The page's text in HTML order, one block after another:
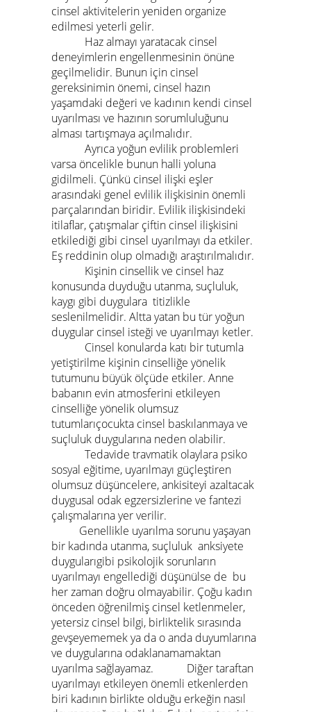
cinsel aktivitelerin yeniden organize
edilmesi yeterli gelir.
Haz almayı yaratacak cinsel
deneyimlerin engellenmesinin önüne
geçilmelidir. Bunun için cinsel
gereksinimin önemi, cinsel hazın
yaşamdaki değeri ve kadının kendi cinsel
uyarılması ve hazının sorumluluğunu
alması tartışmaya açılmalıdır.
Ayrıca yoğun evlilik problemleri
varsa öncelikle bunun halli yoluna
gidilmeli. Çünkü cinsel ilişki eşler
arasındaki genel evlilik ilişkisinin önemli
parçalarından biridir. Evlilik ilişkisindeki
itilaflar, çatışmalar çiftin cinsel ilişkisini
etkilediği gibi cinsel uyarılmayı da etkiler.
Eş reddinin olup olmadığı araştırılmalıdır.
Kişinin cinsellik ve cinsel haz
konusunda duyduğu utanma, suçluluk,
kaygı gibi duygulara titizlikle
seslenilmelidir. Altta yatan bu tür yoğun
duygular cinsel isteği ve uyarılmayı ketler.
Cinsel konularda katı bir tutumla
yetiştirilme kişinin cinselliğe yönelik
tutumunu büyük ölçüde etkiler. Anne
babanın evin atmosferini etkileyen
cinselliğe yönelik olumsuz
tutumlarıçocukta cinsel baskılanmaya ve
suçluluk duygularına neden olabilir.
Tedavide travmatik olaylara psiko
sosyal eğitime, uyarılmayı güçleştiren
olumsuz düşüncelere, ankisiteyi azaltacak
duygusal odak egzersizlerine ve fantezi
çalışmalarına yer verilir.
Genellikle uyarılma sorunu yaşayan
bir kadında utanma, suçluluk anksiyete
duygularıgibi psikolojik sorunların
uyarılmayı engellediği düşünülse de bu
her zaman doğru olmayabilir. Çoğu kadın
önceden öğrenilmiş cinsel ketlenmeler,
yetersiz cinsel bilgi, birliktelik sırasında
gevşeyememek ya da o anda duyumlarına
ve duygularına odaklanamamaktan
uyarılma sağlayamaz. Diğer taraftan
uyarılmayı etkileyen önemli etkenlerden
biri kadının birlikte olduğu erkeğin nasıl